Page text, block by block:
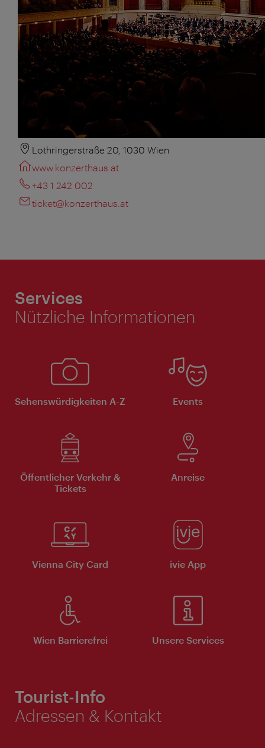
Lothringerstraße 20, 1030 Wien
www.konzerthaus.at
+43 1 242 002
ticket@konzerthaus.at
Services
Nützliche Informationen
Sehenswürdigkeiten A-Z Events
Öffentlicher Verkehr &
Tickets
Anreise
Vienna City Card ivie App
Wien Barrierefrei Unsere Services
Tourist-Info
Adressen & Kontakt